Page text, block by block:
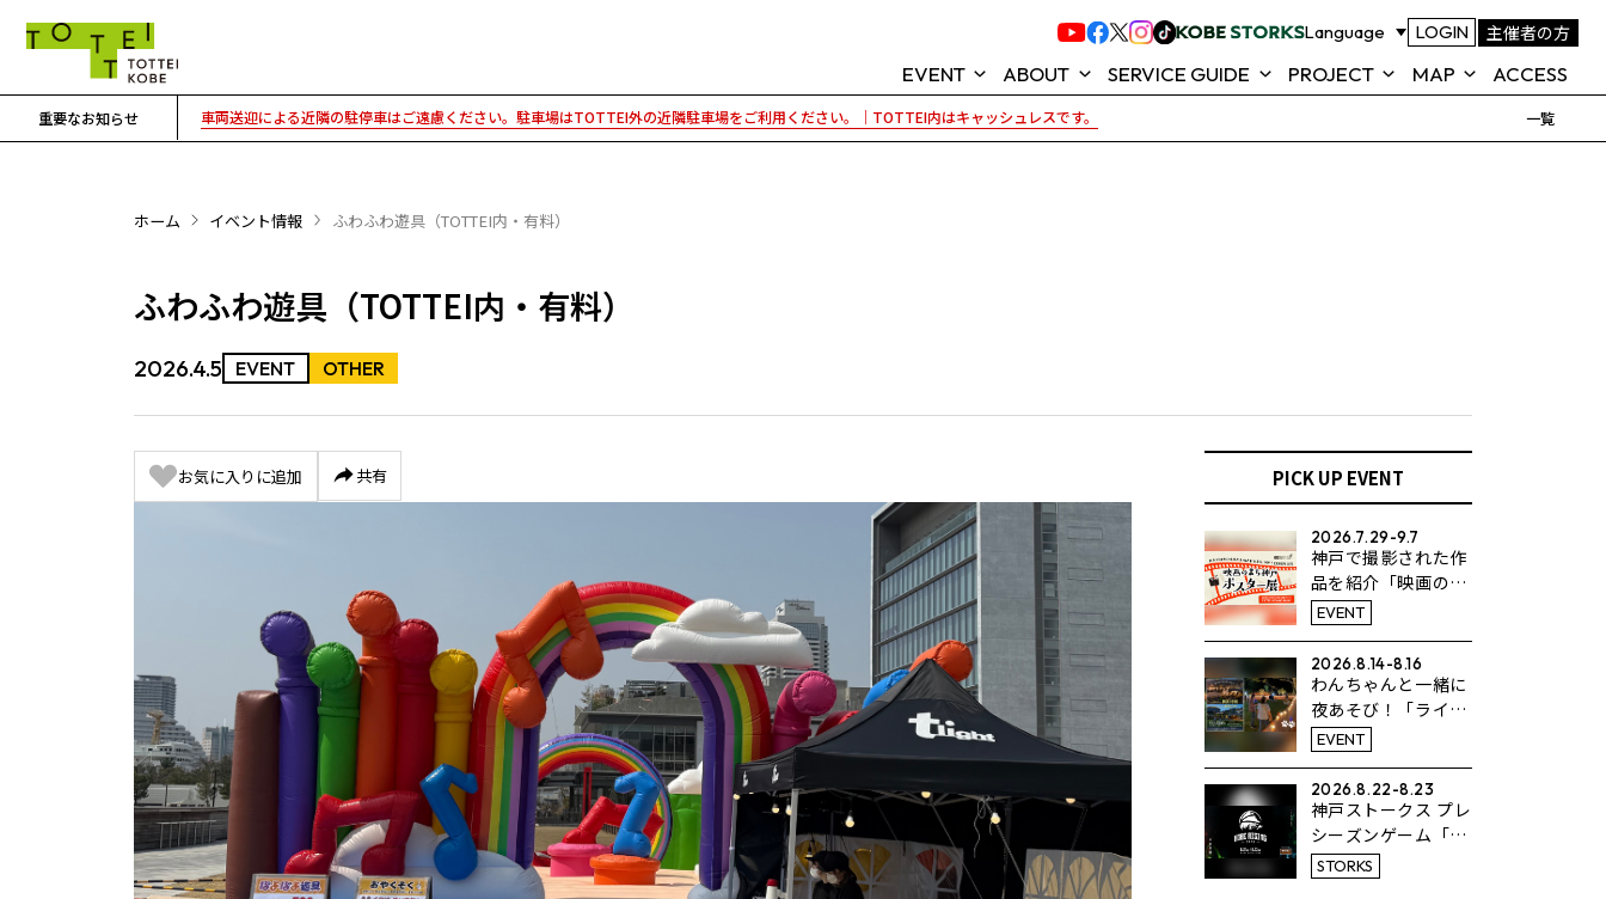
Language LOGIN 主催者の方
EVENT ABOUT SERVICE GUIDE PROJECT MAP ACCESS
重要なお知らせ 車両送迎による近隣の駐停車はご遠慮ください。駐車場はTOTTEI外の近隣駐車場をご利用ください。｜TOTTEI内はキャッシュレスです。 一覧
ホーム イベント情報 ふわふわ遊具（TOTTEI内・有料）
ふわふわ遊具（TOTTEI内・有料）
2026.4.5 EVENT OTHER
お気に入りに追加 共有 PICK UP EVENT
2026.7.29-9.7
神戸で撮影された作
品を紹介「映画のま
ち神戸 ポスター展」
EVENT
2026.8.14-8.16
わんちゃんと一緒に
夜あそび！「ライト
アップドッグラン」
EVENT
2026.8.22-8.23
神戸ストークス プレ
シーズンゲーム「K
OBE RISING -2026
-」
STORKS